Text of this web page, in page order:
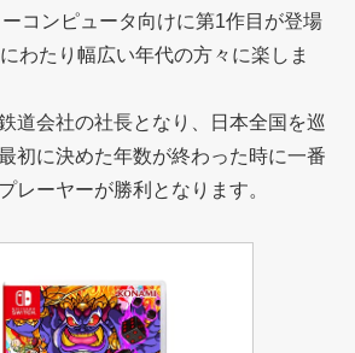
コンピュータ向けに第1作目が登場
わたり幅広い年代の方々に楽しま
道会社の社長となり、日本全国を巡
初に決めた年数が終わった時に一番
レーヤーが勝利となります。